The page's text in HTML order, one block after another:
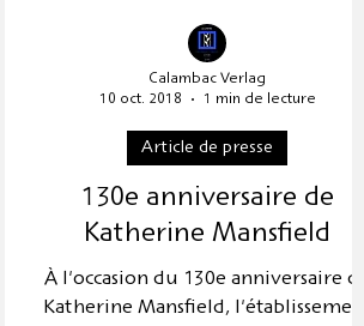
130e anniversaire de
Katherine Mansfield
À l'occasion du 130e anniversaire de
Katherine Mansfield, l'établissement
Article de presse
Calambac Verlag
10 oct. 2018
1 min de lecture